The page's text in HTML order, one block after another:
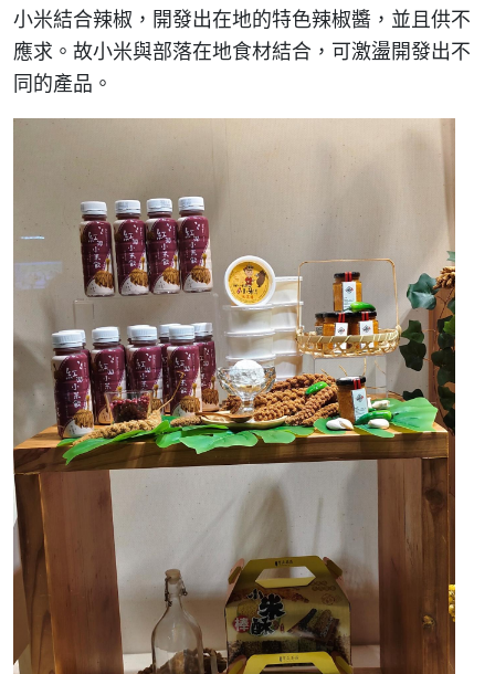
小米結合辣椒，開發出在地的特色辣椒醬，並且供不
應求。故小米與部落在地食材結合，可激盪開發出不
同的產品。